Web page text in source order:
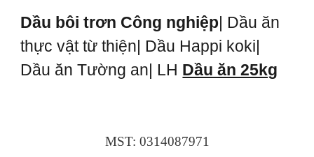
Dầu bôi trơn Công nghiệp| Dầu ăn
thực vật từ thiện| Dầu Happi koki|
Dầu ăn Tường an| LH Dầu ăn 25kg
MST: 0314087971